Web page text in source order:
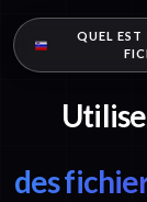
QUEL EST
des